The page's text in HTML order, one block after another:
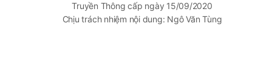
Truyền Thông cấp ngày 15/09/2020
Chịu trách nhiệm nội dung: Ngô Văn Tùng